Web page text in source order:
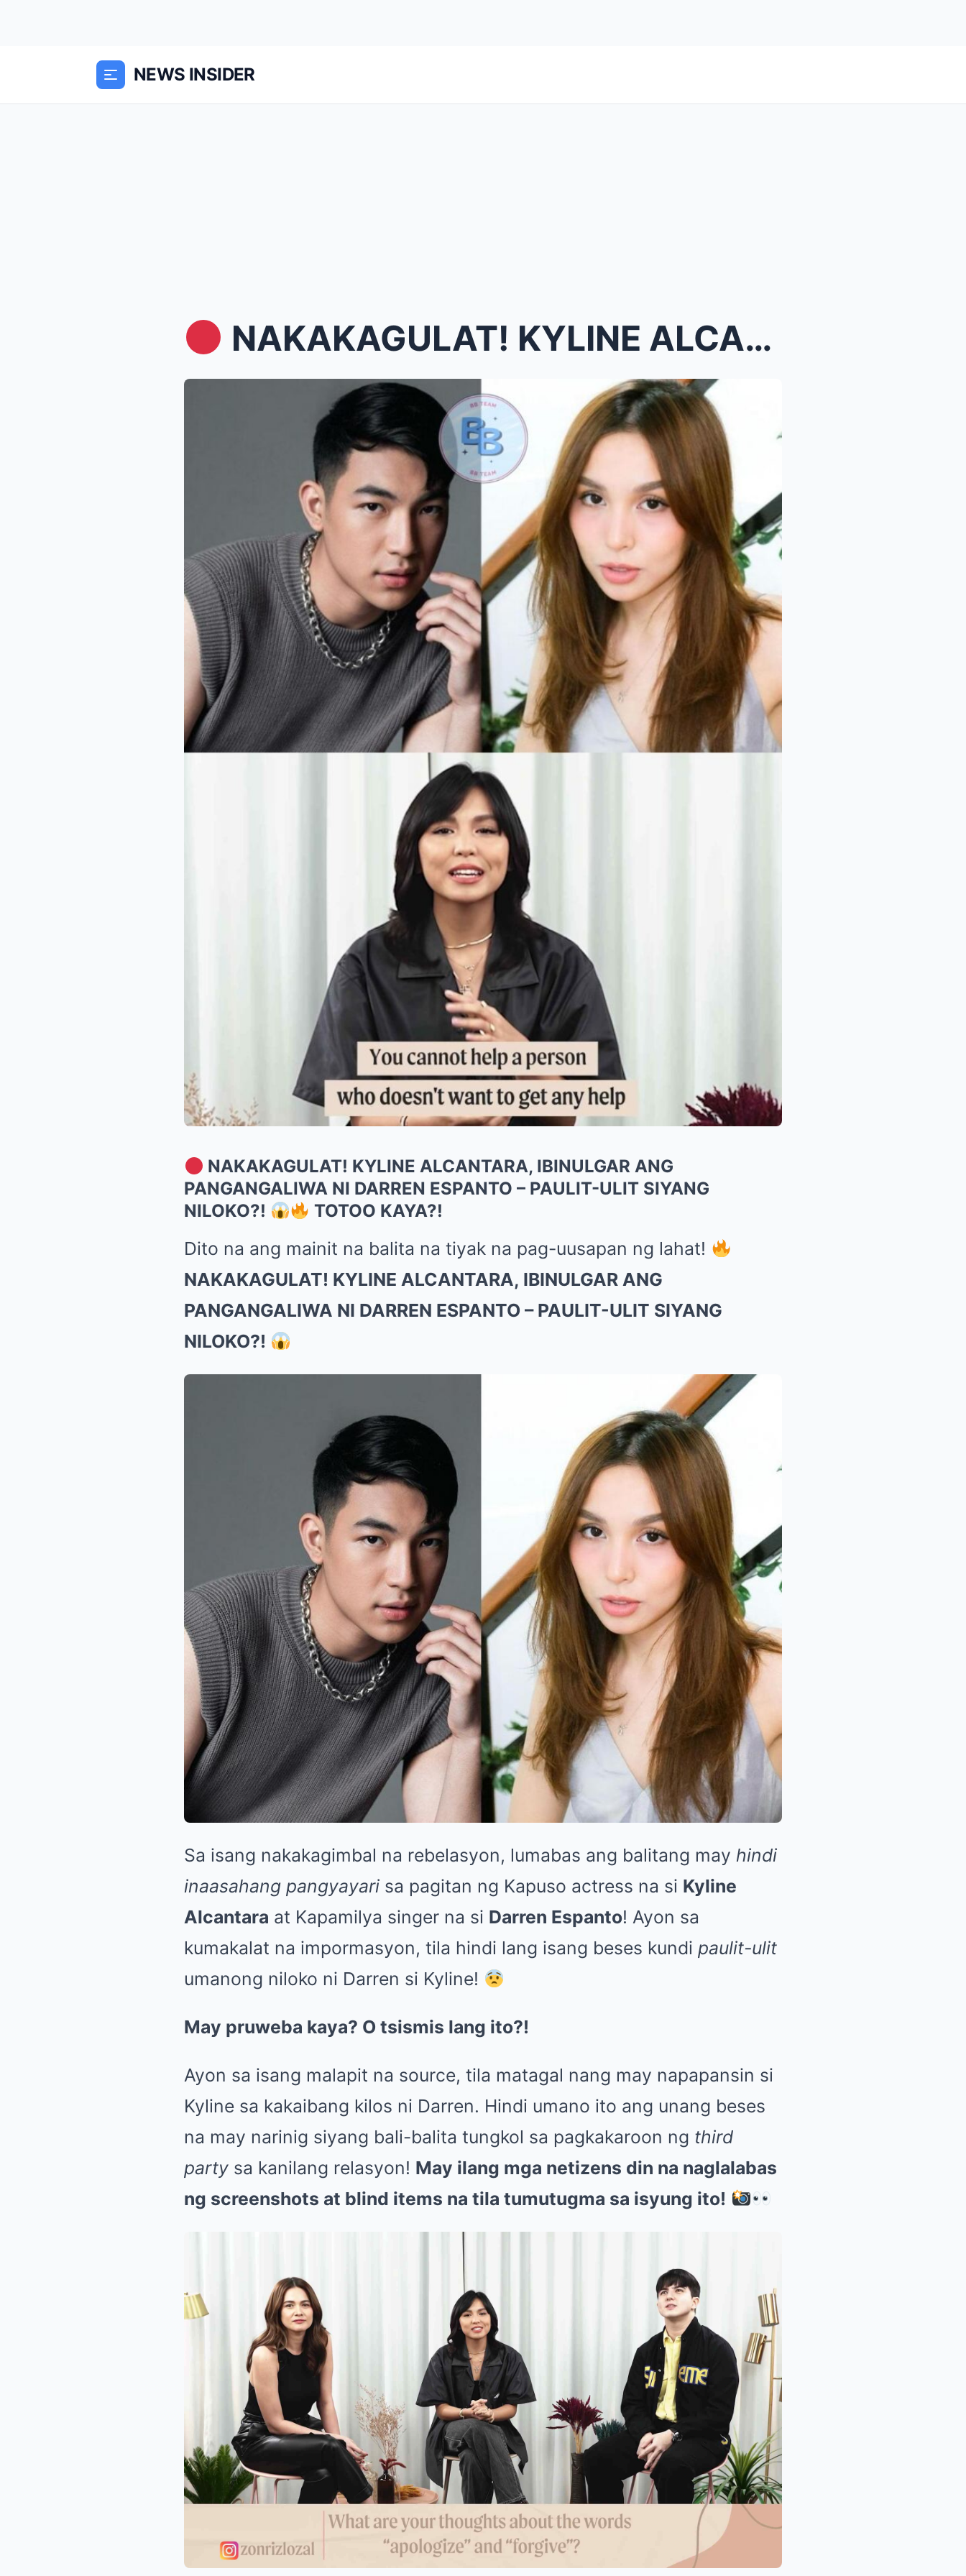
NEWS INSIDER
NAKAKAGULAT! KYLINE ALCANTARA, IBINULGAR ANG PAN...
NAKAKAGULAT! KYLINE ALCANTARA, IBINULGAR ANG
PANGANGALIWA NI DARREN ESPANTO – PAULIT-ULIT SIYANG
NILOKO?!
TOTOO KAYA?!
Dito na ang mainit na balita na tiyak na pag-uusapan ng lahat!
NAKAKAGULAT! KYLINE ALCANTARA, IBINULGAR ANG
PANGANGALIWA NI DARREN ESPANTO – PAULIT-ULIT SIYANG
NILOKO?!
Sa isang nakakagimbal na rebelasyon, lumabas ang balitang may hindi
inaasahang pangyayari sa pagitan ng Kapuso actress na si Kyline
Alcantara at Kapamilya singer na si Darren Espanto! Ayon sa
kumakalat na impormasyon, tila hindi lang isang beses kundi paulit-ulit
umanong niloko ni Darren si Kyline!
May pruweba kaya? O tsismis lang ito?!
Ayon sa isang malapit na source, tila matagal nang may napapansin si
Kyline sa kakaibang kilos ni Darren. Hindi umano ito ang unang beses
na may narinig siyang bali-balita tungkol sa pagkakaroon ng third
party sa kanilang relasyon! May ilang mga netizens din na naglalabas
ng screenshots at blind items na tila tumutugma sa isyung ito!